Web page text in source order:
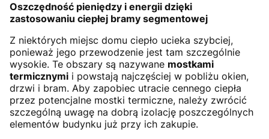
Oszczędność pieniędzy i energii dzięki
zastosowaniu ciepłej bramy segmentowej
Z niektórych miejsc domu ciepło ucieka szybciej,
ponieważ jego przewodzenie jest tam szczególnie
wysokie. Te obszary są nazywane mostkami
termicznymi i powstają najczęściej w pobliżu okien,
drzwi i bram. Aby zapobiec utracie cennego ciepła
przez potencjalne mostki termiczne, należy zwrócić
szczególną uwagę na dobrą izolację poszczególnych
elementów budynku już przy ich zakupie.